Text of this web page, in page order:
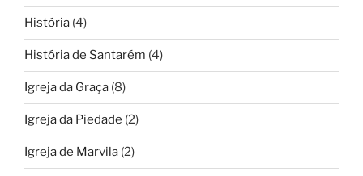
História (4)
História de Santarém (4)
Igreja da Graça (8)
Igreja da Piedade (2)
Igreja de Marvila (2)